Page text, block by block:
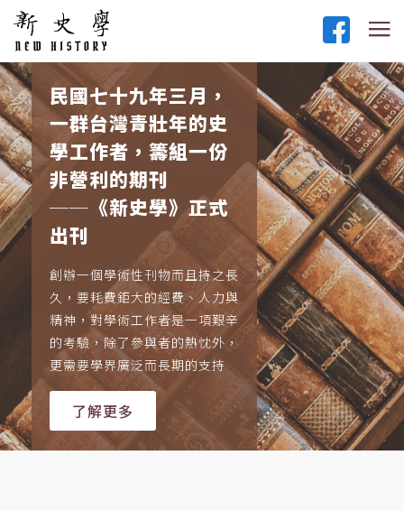
民國七十九年三月，
一群台灣青壯年的史
學工作者，籌組一份
非營利的期刊
──《新史學》正式
出刊
創辦一個學術性刊物而且持之長
久，要耗費鉅大的經費、人力與
精神，對學術工作者是一項艱辛
的考驗，除了參與者的熱忱外，
更需要學界廣泛而長期的支持
了解更多